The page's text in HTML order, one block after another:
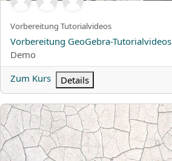
Kurzer Kursname
Vorbereitung Tutorialvideos
Kursname
Vorbereitung GeoGebra-Tutorialvideos
Kursbereich
Demo
Zum Kurs
Details
UHP